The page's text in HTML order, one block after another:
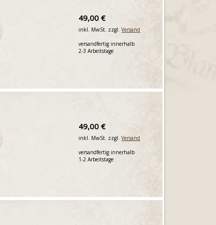
49,00 €
inkl. MwSt. zzgl.Versand
versandfertig innerhalb
2-3 Arbeitstage
49,00 €
inkl. MwSt. zzgl.Versand
versandfertig innerhalb
1-2 Arbeitstage